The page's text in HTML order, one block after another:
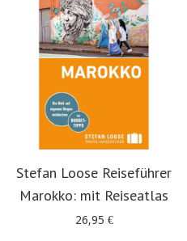
Stefan Loose Reiseführer
Marokko: mit Reiseatlas
26,95 €